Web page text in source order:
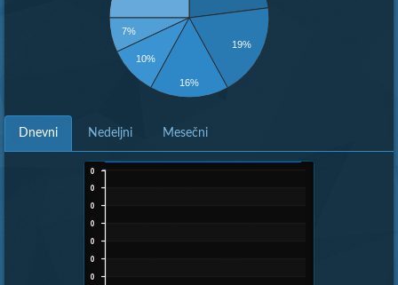
19%
7%
10%
16%
Dnevni Nedeljni Mesečni